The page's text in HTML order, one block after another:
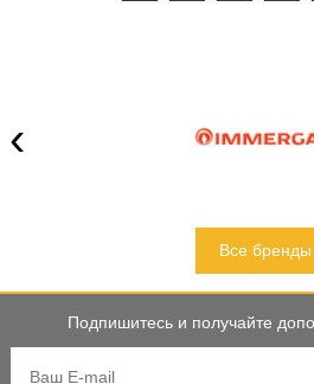
‹
Все бренды
Подпишитесь и получайте